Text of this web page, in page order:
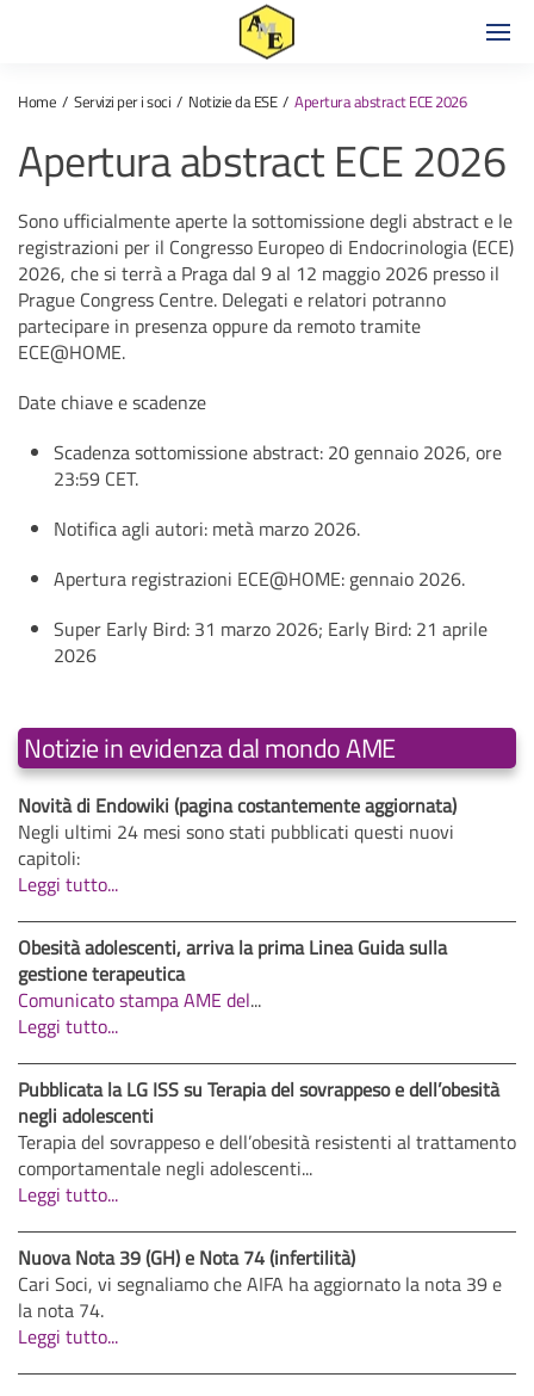
Home Servizi per i soci Notizie da ESE Apertura abstract ECE 2026
Apertura abstract ECE 2026
Sono ufficialmente aperte la sottomissione degli abstract e le
registrazioni per il Congresso Europeo di Endocrinologia (ECE)
2026, che si terrà a Praga dal 9 al 12 maggio 2026 presso il
Prague Congress Centre. Delegati e relatori potranno
partecipare in presenza oppure da remoto tramite
ECE@HOME.​
Date chiave e scadenze
Scadenza sottomissione abstract: 20 gennaio 2026, ore
23:59 CET.​
Notifica agli autori: metà marzo 2026.​
Apertura registrazioni ECE@HOME: gennaio 2026.​
Super Early Bird: 31 marzo 2026; Early Bird: 21 aprile
2026
Notizie in evidenza dal mondo AME
Novità di Endowiki (pagina costantemente aggiornata)
Negli ultimi 24 mesi sono stati pubblicati questi nuovi
capitoli:
Leggi tutto...
Obesità adolescenti, arriva la prima Linea Guida sulla
gestione terapeutica
Comunicato stampa AME del...
Leggi tutto...
Pubblicata la LG ISS su Terapia del sovrappeso e dell’obesità
negli adolescenti
Terapia del sovrappeso e dell’obesità resistenti al trattamento
comportamentale negli adolescenti...
Leggi tutto...
Nuova Nota 39 (GH) e Nota 74 (infertilità)
Cari Soci, vi segnaliamo che AIFA ha aggiornato la nota 39 e
la nota 74.
Leggi tutto...